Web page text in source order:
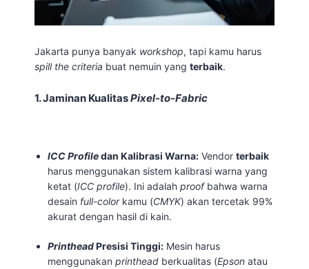
Jakarta punya banyak workshop, tapi kamu harus
spill the criteria buat nemuin yang terbaik.
1. Jaminan KualitasPixel-to-Fabric
ICC Profiledan Kalibrasi Warna: Vendorterbaik
harus menggunakan sistem kalibrasi warna yang
ketat (ICC profile). Ini adalahproofbahwa warna
desain full-colorkamu (CMYK) akan tercetak 99%
akurat dengan hasil di kain.
PrintheadPresisi Tinggi: Mesin harus
menggunakanprinthead berkualitas (Epson atau